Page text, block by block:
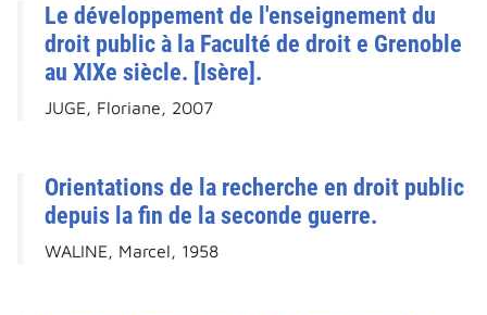
Le développement de l'enseignement du
droit public à la Faculté de droit e Grenoble
au XIXe siècle. [Isère].
JUGE, Floriane, 2007
Orientations de la recherche en droit public
depuis la fin de la seconde guerre.
WALINE, Marcel, 1958